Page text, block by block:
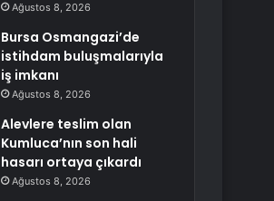
Ağustos 8, 2026
Bursa Osmangazi’de
istihdam buluşmalarıyla
iş imkanı
Ağustos 8, 2026
Alevlere teslim olan
Kumluca’nın son hali
hasarı ortaya çıkardı
Ağustos 8, 2026